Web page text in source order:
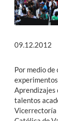
09.12.2012
Por medio
Aprendizajes
talentos
Vicerrectoría